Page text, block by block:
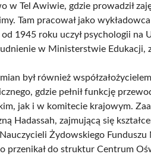
w Tel Awiwie, gdzie prowadził
Tam pracował jako
od 1945 roku uczył psychologii
w Ministerstwie Edukacji,
był również
gdzie pełnił funkcję
jak i w komitecie krajowym.
Hadassah, zajmującą się
Żydowskiego
przenikał do struktur Centrum